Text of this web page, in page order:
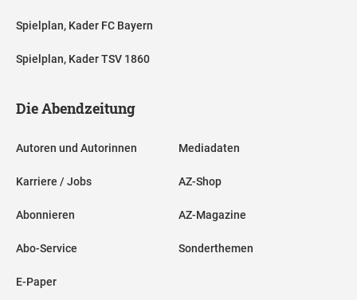
Spielplan, Kader FC Bayern
Spielplan, Kader TSV 1860
Die Abendzeitung
Autoren und Autorinnen
Karriere / Jobs
Abonnieren
Abo-Service
E-Paper
Mediadaten
AZ-Shop
AZ-Magazine
Sonderthemen